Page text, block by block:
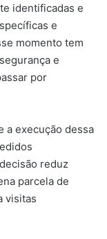
identificadas e
e
momento tem
e
por
a execução dessa
reduz
parcela de
visitas